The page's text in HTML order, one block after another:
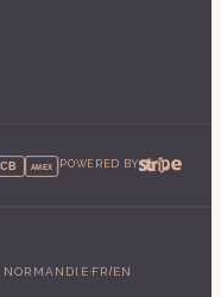
CB AMEX POWERED BY
·FR/EN